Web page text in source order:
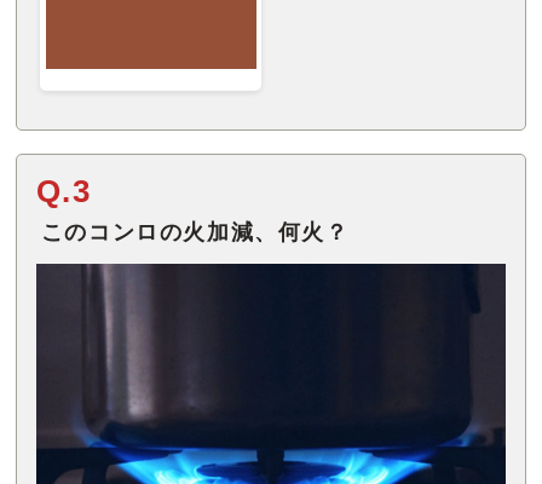
Q.3
このコンロの火加減、何火？